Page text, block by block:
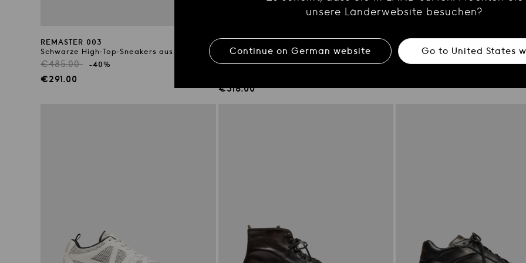
unsere Länderwebsite besuchen?
Continue on German website Go to United States
REMASTER 003
Schwarze High-Top-Sneakers aus Wildleder
Regulärer
Preis
€485.00 -40%
Verkaufspreis
€291.00
KENT 005
Beigefarbene Chelsea-Stiefel aus
Wildleder
Preis
Verkaufspreis
€318.00
HOPKINS FLEXI 208
Braune Derby-Schuhe aus
Regulärer
€580.00 -40%